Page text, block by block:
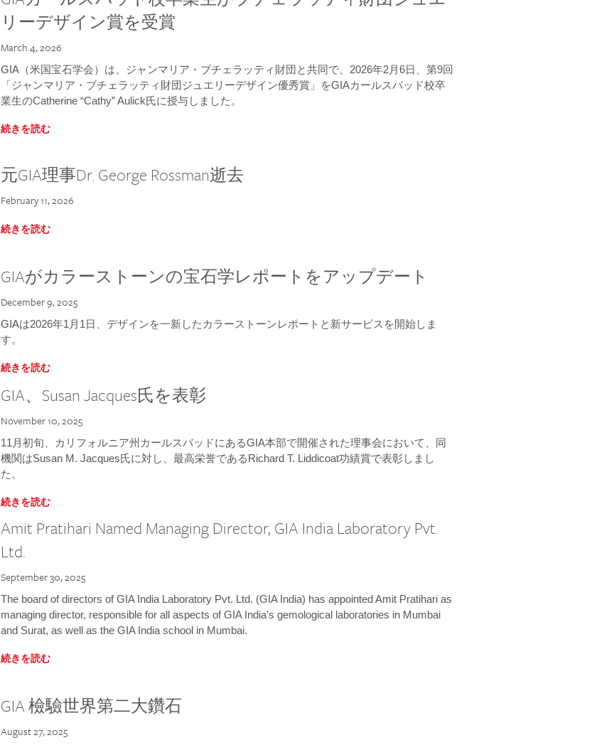
リーデザイン賞を受賞
March 4, 2026
GIA（米国宝石学会）は、ジャンマリア・ブチェラッティ財団と共同で、2026年2月6日、第9回
「ジャンマリア・ブチェラッティ財団ジュエリーデザイン優秀賞」をGIAカールスバッド校卒
業生のCatherine “Cathy” Aulick氏に授与しました。
続きを読む
元GIA理事Dr. George Rossman逝去
February 11, 2026
続きを読む
GIAがカラーストーンの宝石学レポートをアップデート
December 9, 2025
GIAは2026年1月1日、デザインを一新したカラーストーンレポートと新サービスを開始しま
す。
続きを読む
GIA、Susan Jacques氏を表彰
November 10, 2025
11月初旬、カリフォルニア州カールスバッドにあるGIA本部で開催された理事会において、同
機関はSusan M. Jacques氏に対し、最高栄誉であるRichard T. Liddicoat功績賞で表彰しまし
た。
続きを読む
Amit Pratihari Named Managing Director, GIA India Laboratory Pvt.
Ltd.
September 30, 2025
The board of directors of GIA India Laboratory Pvt. Ltd. (GIA India) has appointed Amit Pratihari as
managing director, responsible for all aspects of GIA India’s gemological laboratories in Mumbai
and Surat, as well as the GIA India school in Mumbai.
続きを読む
GIA 檢驗世界第二大鑽石
August 27, 2025